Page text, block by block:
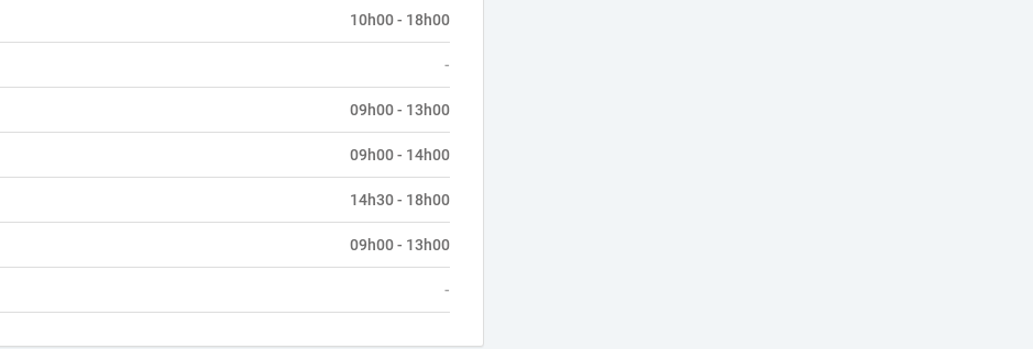
10h00 - 18h00
-
09h00 - 13h00
09h00 - 14h00
14h30 - 18h00
09h00 - 13h00
-